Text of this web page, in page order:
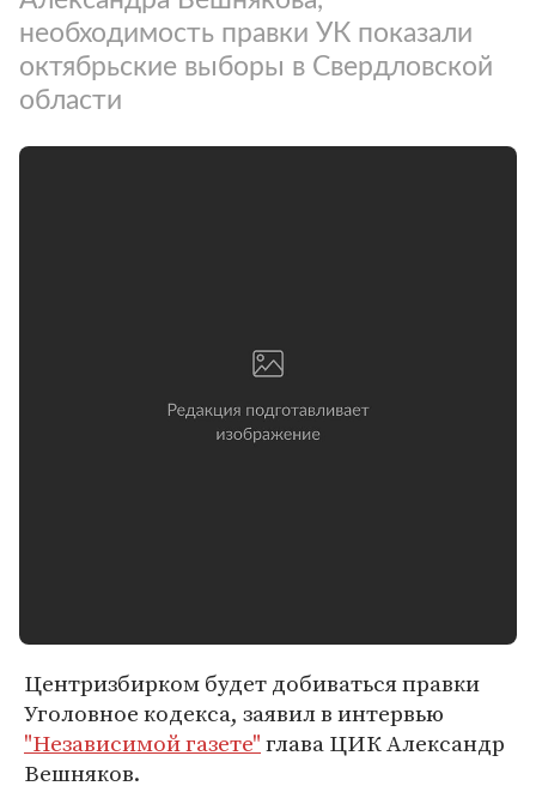
необходимость правки УК показали
октябрьские выборы в Свердловской
области
Центризбирком будет добиваться правки
Уголовное кодекса, заявил в интервью
"Независимой газете"глава ЦИК Александр
Вешняков.